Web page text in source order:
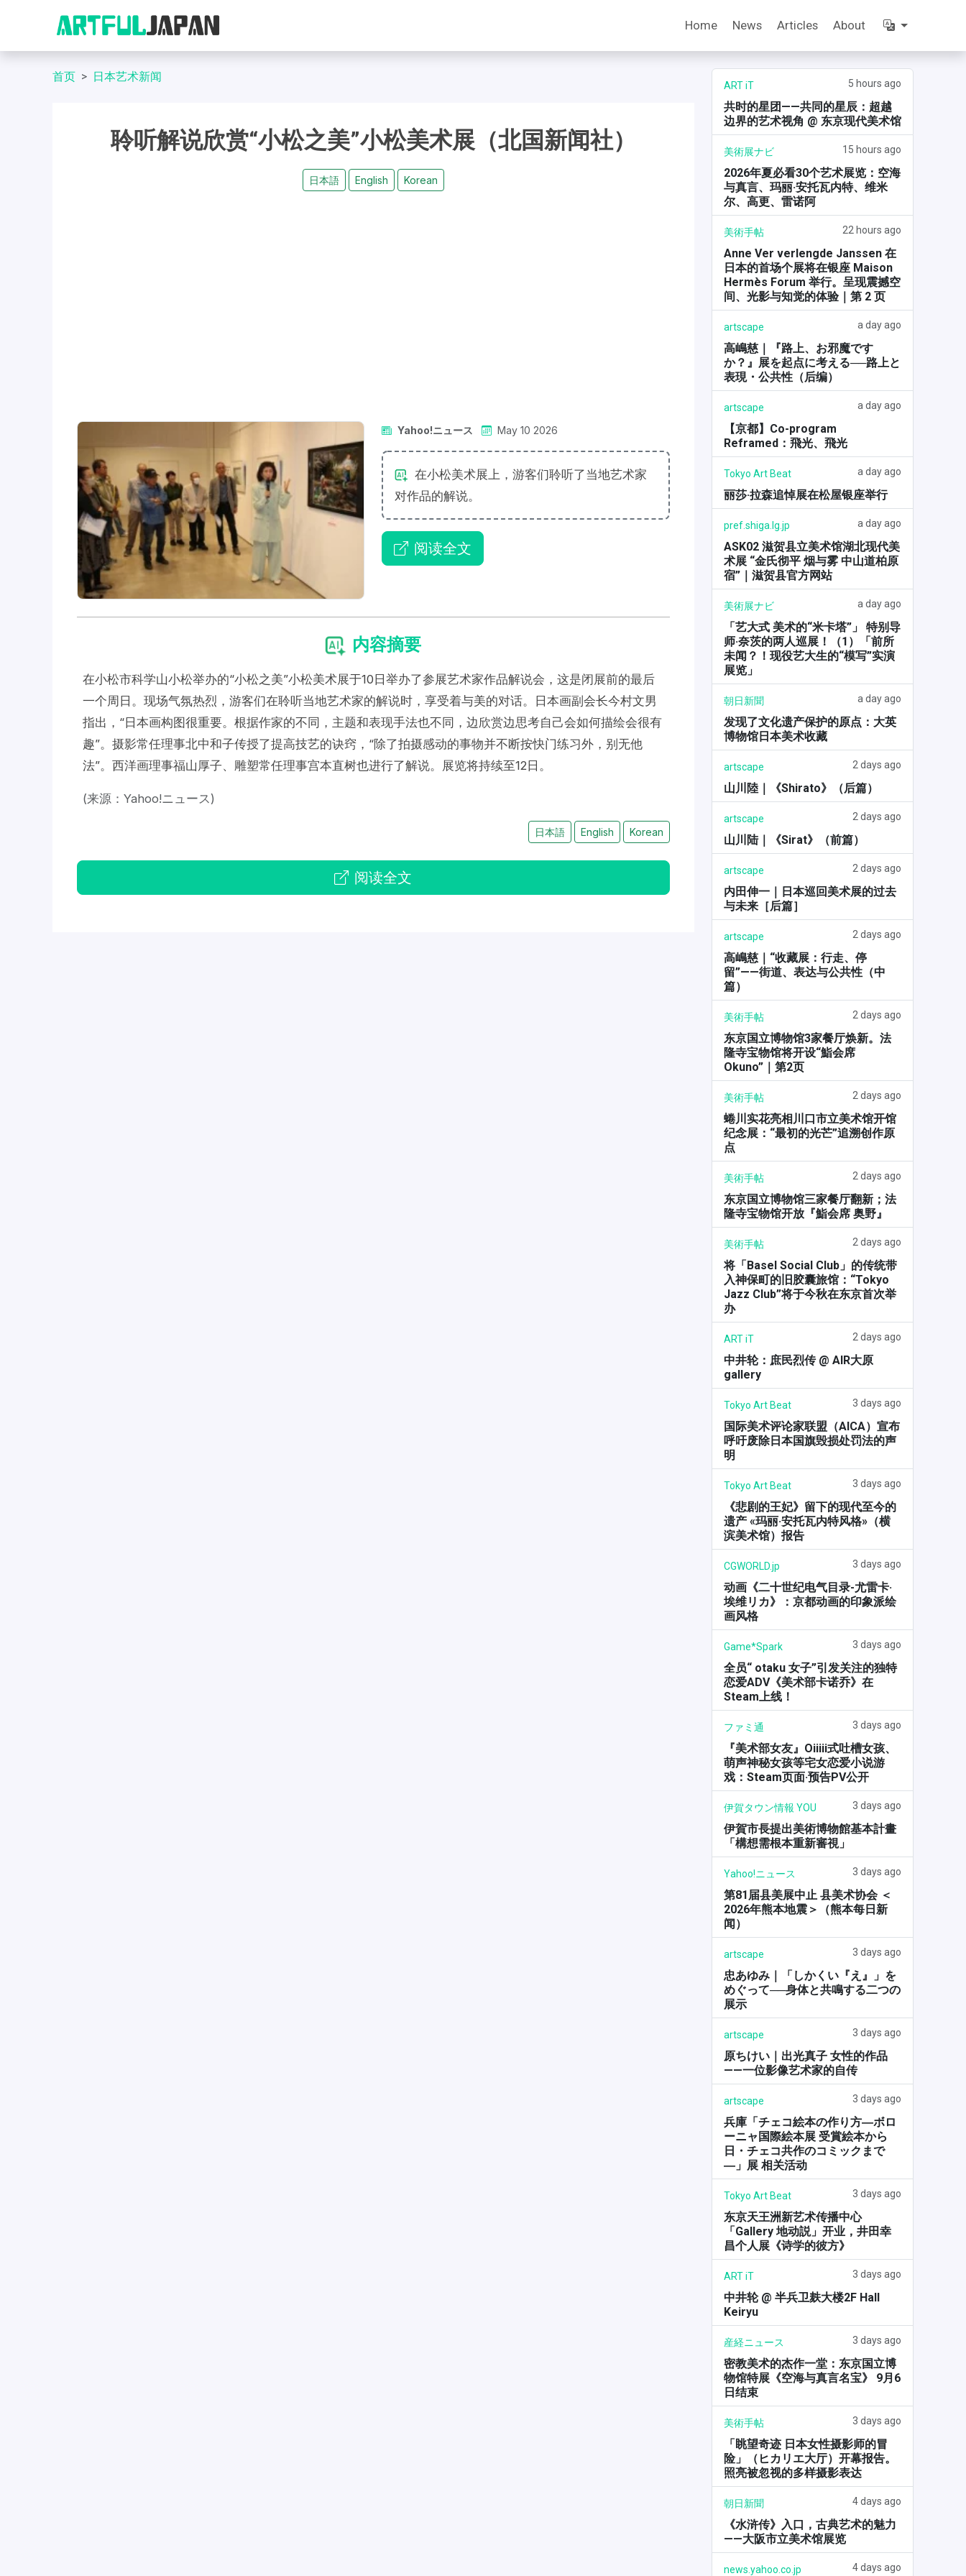
Home News Articles About
首页 日本艺术新闻
聆听解说欣赏“小松之美”小松美术展（北国新闻社）
日本語 English Korean
Yahoo!ニュース May 10 2026
在小松美术展上，游客们聆听了当地艺术家
对作品的解说。
阅读全文
内容摘要
在小松市科学山小松举办的“小松之美”小松美术展于10日举办了参展艺术家作品解说会，这是闭展前的最后
一个周日。现场气氛热烈，游客们在聆听当地艺术家的解说时，享受着与美的对话。日本画副会长今村文男
指出，“日本画构图很重要。根据作家的不同，主题和表现手法也不同，边欣赏边思考自己会如何描绘会很有
趣”。摄影常任理事北中和子传授了提高技艺的诀窍，“除了拍摄感动的事物并不断按快门练习外，别无他
法”。西洋画理事福山厚子、雕塑常任理事宫本直树也进行了解说。展览将持续至12日。
(来源：Yahoo!ニュース)
日本語 English Korean
阅读全文
ART iT 5 hours ago
共时的星团——共同的星辰：超越
边界的艺术视角 @ 东京现代美术馆
美術展ナビ 15 hours ago
2026年夏必看30个艺术展览：空海
与真言、玛丽·安托瓦内特、维米
尔、高更、雷诺阿
美術手帖 22 hours ago
Anne Ver verlengde Janssen 在
日本的首场个展将在银座 Maison
Hermès Forum 举行。呈现震撼空
间、光影与知觉的体验｜第 2 页
artscape a day ago
高嶋慈｜『路上、お邪魔です
か？』展を起点に考える──路上と
表現・公共性（后编）
artscape a day ago
【京都】Co-program
Reframed：飛光、飛光
Tokyo Art Beat a day ago
丽莎·拉森追悼展在松屋银座举行
pref.shiga.lg.jp a day ago
ASK02 滋贺县立美术馆湖北现代美
术展 “金氏彻平 烟与雾 中山道柏原
宿”｜滋贺县官方网站
美術展ナビ a day ago
「艺大式 美术的“米卡塔”」 特别导
师·奈茨的两人巡展！（1）「前所
未闻？！现役艺大生的“模写”实演
展览」
朝日新聞 a day ago
发现了文化遗产保护的原点：大英
博物馆日本美术收藏
artscape 2 days ago
山川陸｜《Shirato》（后篇）
artscape 2 days ago
山川陆｜《Sirat》（前篇）
artscape 2 days ago
内田伸一｜日本巡回美术展的过去
与未来［后篇］
artscape 2 days ago
高嶋慈｜“收藏展：行走、停
留”——街道、表达与公共性（中
篇）
美術手帖 2 days ago
东京国立博物馆3家餐厅焕新。法
隆寺宝物馆将开设“鮨会席
Okuno”｜第2页
美術手帖 2 days ago
蜷川实花亮相川口市立美术馆开馆
纪念展：“最初的光芒”追溯创作原
点
美術手帖 2 days ago
东京国立博物馆三家餐厅翻新；法
隆寺宝物馆开放『鮨会席 奥野』
美術手帖 2 days ago
将「Basel Social Club」的传统带
入神保町的旧胶囊旅馆：“Tokyo
Jazz Club”将于今秋在东京首次举
办
ART iT 2 days ago
中井轮：庶民烈传 @ AIR大原
gallery
Tokyo Art Beat 3 days ago
国际美术评论家联盟（AICA）宣布
呼吁废除日本国旗毁损处罚法的声
明
Tokyo Art Beat 3 days ago
《悲剧的王妃》留下的现代至今的
遗产 «玛丽·安托瓦内特风格»（横
滨美术馆）报告
CGWORLD.jp 3 days ago
动画《二十世纪电气目录-尤雷卡·
埃维リカ》：京都动画的印象派绘
画风格
Game*Spark 3 days ago
全员“ otaku 女子”引发关注的独特
恋爱ADV《美术部卡诺乔》在
Steam上线！
ファミ通 3 days ago
『美术部女友』Oiiiii式吐槽女孩、
萌声神秘女孩等宅女恋爱小说游
戏：Steam页面·预告PV公开
伊賀タウン情報 YOU 3 days ago
伊賀市長提出美術博物館基本計畫
「構想需根本重新審視」
Yahoo!ニュース 3 days ago
第81届县美展中止 县美术协会 ＜
2026年熊本地震＞（熊本每日新
闻）
artscape 3 days ago
忠あゆみ｜「しかくい『え』」を
めぐって──身体と共鳴する二つの
展示
artscape 3 days ago
原ちけい｜出光真子 女性的作品
——一位影像艺术家的自传
artscape 3 days ago
兵庫「チェコ絵本の作り方―ボロ
ーニャ国際絵本展 受賞絵本から
日・チェコ共作のコミックまで
―」展 相关活动
Tokyo Art Beat 3 days ago
东京天王洲新艺术传播中心
「Gallery 地动説」开业，井田幸
昌个人展《诗学的彼方》
ART iT 3 days ago
中井轮 @ 半兵卫麸大楼2F Hall
Keiryu
産経ニュース 3 days ago
密教美术的杰作一堂：东京国立博
物馆特展《空海与真言名宝》 9月6
日结束
美術手帖 3 days ago
「眺望奇迹 日本女性摄影师的冒
险」（ヒカリエ大厅）开幕报告。
照亮被忽视的多样摄影表达
朝日新聞 4 days ago
《水浒传》入口，古典艺术的魅力
——大阪市立美术馆展览
news.yahoo.co.jp 4 days ago